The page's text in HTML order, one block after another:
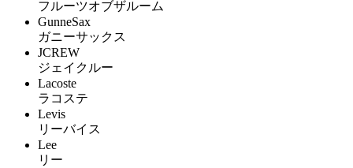
フルーツオブザルーム
GunneSax
ガニーサックス
JCREW
ジェイクルー
Lacoste
ラコステ
Levis
リーバイス
Lee
リー